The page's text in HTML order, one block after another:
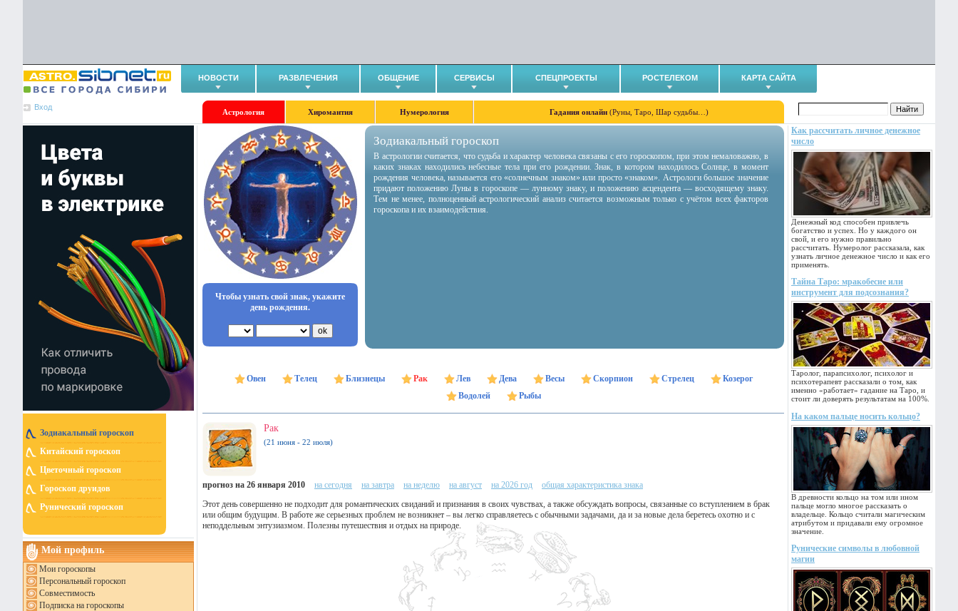
НОВОСТИ РАЗВЛЕЧЕНИЯ ОБЩЕНИЕ СЕРВИСЫ СПЕЦПРОЕКТЫ РОСТЕЛЕКОМ КАРТА САЙТА
Вход
Астрология Хиромантия Нумерология Гадания онлайн (Руны, Таро, Шар судьбы…)
Зодиакальный гороскоп
Китайский гороскоп
Цветочный гороскоп
Гороскоп друидов
Рунический гороскоп
Мой профиль
Мои гороскопы
Персональный гороскоп
Совместимость
Подписка на гороскопы
Как рассчитать личное денежное
число
Денежный код способен привлечь
богатство и успех. Но у каждого он
свой, и его нужно правильно
рассчитать. Нумеролог рассказала, как
узнать личное денежное число и как его
применять.
Тайна Таро: мракобесие или
инструмент для подсознания?
Таролог, парапсихолог, психолог и
психотерапевт рассказали о том, как
именно «работает» гадание на Таро, и
стоит ли доверять результатам на 100%.
На каком пальце носить кольцо?
В древности кольцо на том или ином
пальце могло многое рассказать о
владельце. Кольцо считали магическим
атрибутом и придавали ему огромное
значение.
Рунические символы в любовной
магии
Чтобы узнать свой знак, укажите
день рождения.
Зодиакальный гороскоп
В астрологии считается, что судьба и характер человека связаны с его гороскопом, при этом немаловажно, в
каких знаках находились небесные тела при его рождении. Знак, в котором находилось Солнце, в момент
рождения человека, называется его «солнечным знаком» или просто «знаком». Астрологи большое значение
придают положению Луны в гороскопе — лунному знаку, и положению асцендента — восходящему знаку.
Тем не менее, полноценный астрологический анализ считается возможным только с учётом всех факторов
гороскопа и их взаимодействия.
Овен Телец Близнецы Рак Лев Дева Весы Скорпион Стрелец
Козерог
Водолей
Рыбы
Рак
(21 июня - 22 июля)
прогноз на 26 января 2010 на сегодня на завтра на неделю на август на 2026 год
общая характеристика знака
Этот день совершенно не подходит для романтических свиданий и признания в своих чувствах, а также обсуждать вопросы, связанные со вступлением в брак
или общим будущим. В работе же серьезных проблем не возникнет – вы легко справляетесь с обычными задачами, да и за новые дела беретесь охотно и с
неподдельным энтузиазмом. Полезны путешествия и отдых на природе.